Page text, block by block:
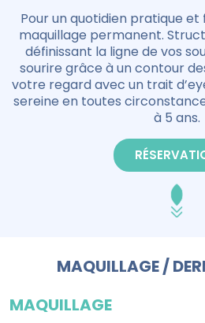
Pour un quotidien pratique
maquillage permanent.
définissant la ligne de vos
sourire grâce à un contour
votre regard avec un trait
sereine en toutes
à 5 ans.
MAQUILLAGE /
MAQUILLAGE